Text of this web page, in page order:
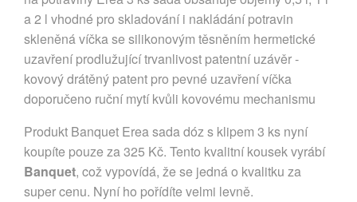
a 2 l vhodné pro skladování i nakládání potravin
skleněná víčka se silikonovým těsněním hermetické
uzavření prodlužující trvanlivost patentní uzávěr -
kovový drátěný patent pro pevné uzavření víčka
doporučeno ruční mytí kvůli kovovému mechanismu
Produkt Banquet Erea sada dóz s klipem 3 ks nyní
koupíte pouze za 325 Kč. Tento kvalitní kousek vyrábí
Banquet, což vypovídá, že se jedná o kvalitku za
super cenu. Nyní ho pořídíte velmi levně.